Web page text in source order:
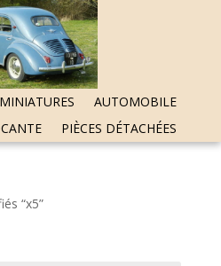
MINIATURES
AUTOMOBILE
PIÈCES DÉTACHÉES
“x5”